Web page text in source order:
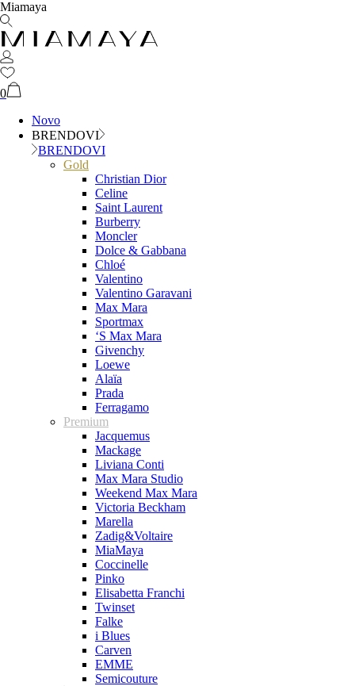
Miamaya
0
Novo
BRENDOVI
BRENDOVI
Gold
Christian Dior
Celine
Saint Laurent
Burberry
Moncler
Dolce & Gabbana
Chloé
Valentino
Valentino Garavani
Max Mara
Sportmax
‘S Max Mara
Givenchy
Loewe
Alaïa
Prada
Ferragamo
Premium
Jacquemus
Mackage
Liviana Conti
Max Mara Studio
Weekend Max Mara
Victoria Beckham
Marella
Zadig&Voltaire
MiaMaya
Coccinelle
Pinko
Elisabetta Franchi
Twinset
Falke
i Blues
Carven
EMME
Semicouture